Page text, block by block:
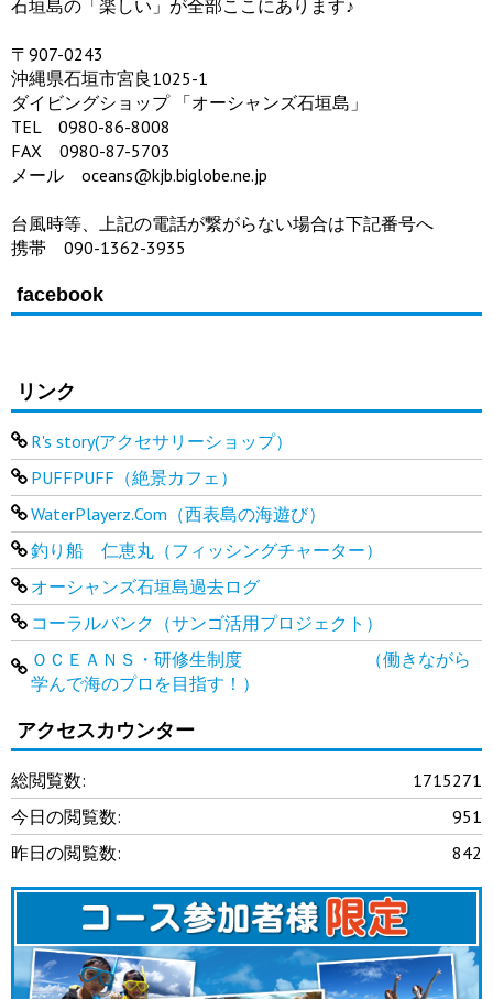
石垣島の「楽しい」が全部ここにあります♪
〒907-0243
沖縄県石垣市宮良1025-1
ダイビングショップ 「オーシャンズ石垣島」
TEL 0980-86-8008
FAX 0980-87-5703
メール oceans@kjb.biglobe.ne.jp
台風時等、上記の電話が繋がらない場合は下記番号へ
携帯 090-1362-3935
facebook
リンク
R's story(アクセサリーショップ）
PUFFPUFF（絶景カフェ）
WaterPlayerz.Com（西表島の海遊び）
釣り船 仁恵丸（フィッシングチャーター）
オーシャンズ石垣島過去ログ
コーラルバンク（サンゴ活用プロジェクト）
ＯＣＥＡＮＳ・研修生制度 （働きながら
学んで海のプロを目指す！）
アクセスカウンター
1715271
総閲覧数:
951
今日の閲覧数:
842
昨日の閲覧数: